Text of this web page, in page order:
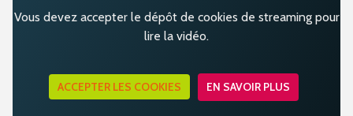
Vous devez accepter le dépôt de cookies de streaming pour
lire la vidéo.
ACCEPTER LES COOKIES EN SAVOIR PLUS